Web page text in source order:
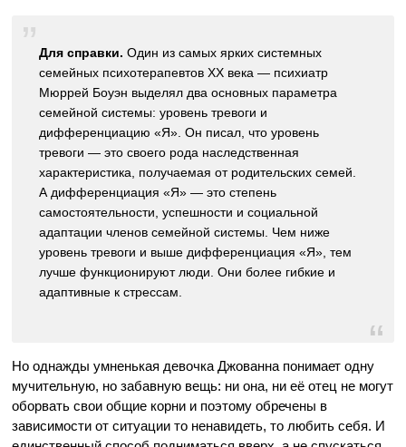
Для справки. Один из самых ярких системных
семейных психотерапевтов XX века — психиатр
Мюррей Боуэн выделял два основных параметра
семейной системы: уровень тревоги и
дифференциацию «Я». Он писал, что уровень
тревоги — это своего рода наследственная
характеристика, получаемая от родительских семей.
А дифференциация «Я» — это степень
самостоятельности, успешности и социальной
адаптации членов семейной системы. Чем ниже
уровень тревоги и выше дифференциация «Я», тем
лучше функционируют люди. Они более гибкие и
адаптивные к стрессам.
Но однажды умненькая девочка Джованна понимает одну
мучительную, но забавную вещь: ни она, ни её отец не могут
оборвать свои общие корни и поэтому обречены в
зависимости от ситуации то ненавидеть, то любить себя. И